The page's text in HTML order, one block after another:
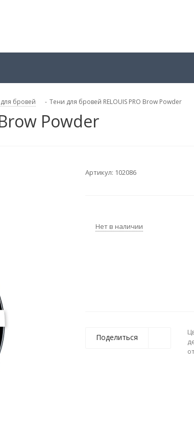
бровей - Тени для бровей RELOUIS PRO Brow Powder
Powder
Артикул: 102086
Нет в наличии
Поделиться